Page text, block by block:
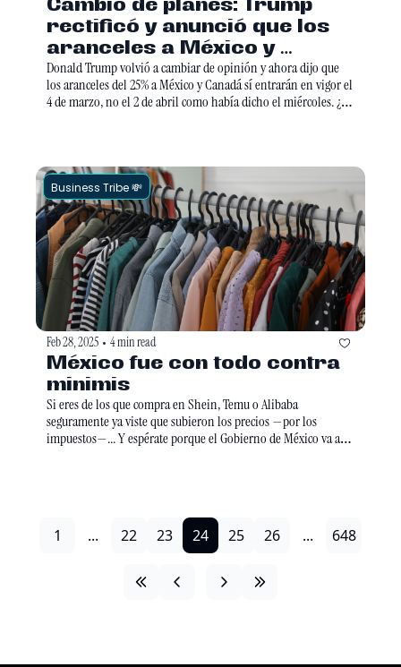
Cambio de planes: Trump
rectificó y anunció que los
aranceles a México y
Canadá sí entrarán en vigor
en marzo
Donald Trump volvió a cambiar de opinión y ahora dijo que
los aranceles del 25% a México y Canadá sí entrarán en vigor el
4 de marzo, no el 2 de abril como había dicho el miércoles. ¿La
también enfrentará aranceles del 10% el mismo día.
Business Tribe 💸
Feb 28, 2025 • 4 min read
México fue con todo contra
minimis
Si eres de los que compra en Shein, Temu o Alibaba
seguramente ya viste que subieron los precios —por los
impuestos—... Y espérate porque el Gobierno de México va aún
1 ... 22 23 24 25 26 ... 648